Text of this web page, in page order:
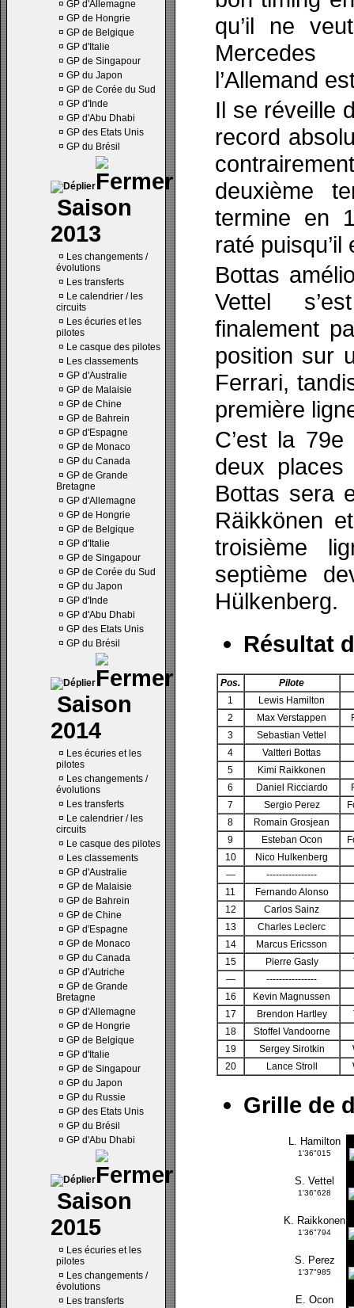
¤ GP d'Allemagne
¤ GP de Hongrie
¤ GP de Belgique
¤ GP d'Italie
¤ GP de Singapour
¤ GP du Japon
¤ GP de Corée du Sud
¤ GP d'Inde
¤ GP d'Abu Dhabi
¤ GP des Etats Unis
¤ GP du Brésil
Saison
2013
¤ Les changements /
évolutions
¤ Les transferts
¤ Le calendrier / les
circuits
¤ Les écuries et les
pilotes
¤ Le casque des pilotes
¤ Les classements
¤ GP d'Australie
¤ GP de Malaisie
¤ GP de Chine
¤ GP de Bahrein
¤ GP d'Espagne
¤ GP de Monaco
¤ GP du Canada
¤ GP de Grande
Bretagne
¤ GP d'Allemagne
¤ GP de Hongrie
¤ GP de Belgique
¤ GP d'Italie
¤ GP de Singapour
¤ GP de Corée du Sud
¤ GP du Japon
¤ GP d'Inde
¤ GP d'Abu Dhabi
¤ GP des Etats Unis
¤ GP du Brésil
Saison
2014
¤ Les écuries et les
pilotes
¤ Les changements /
évolutions
¤ Les transferts
¤ Le calendrier / les
circuits
¤ Le casque des pilotes
¤ Les classements
¤ GP d'Australie
¤ GP de Malaisie
¤ GP de Bahrein
¤ GP de Chine
¤ GP d'Espagne
¤ GP de Monaco
¤ GP du Canada
¤ GP d'Autriche
¤ GP de Grande
Bretagne
¤ GP d'Allemagne
¤ GP de Hongrie
¤ GP de Belgique
¤ GP d'Italie
¤ GP de Singapour
¤ GP du Japon
¤ GP du Russie
¤ GP des Etats Unis
¤ GP du Brésil
¤ GP d'Abu Dhabi
Saison
2015
¤ Les écuries et les
pilotes
¤ Les changements /
évolutions
¤ Les transferts
qu’il ne
l’Allemand
Il se réveille
record
deuxième
termine en
raté
Bottas
Vettel
finalement
position sur
Ferrari,
première
C’est la
deux places
Bottas sera
Räikkönen
troisième
septième
Hülkenberg.
Résultat
Pos.
Pilote
1
Lewis Hamilton
2
Max Verstappen
3
Sebastian Vettel
4
Valtteri Bottas
5
Kimi Raikkonen
6
Daniel Ricciardo
7
Sergio Perez
8
Romain Grosjean
9
Esteban Ocon
10
Nico Hulkenberg
—
----------------
11
Fernando Alonso
12
Carlos Sainz
13
Charles Leclerc
14
Marcus Ericsson
15
Pierre Gasly
—
----------------
16
Kevin Magnussen
17
Brendon Hartley
18
Stoffel Vandoorne
19
Sergey Sirotkin
20
Lance Stroll
Grille de
L. Hamilton
1'36"015
S. Vettel
1'36"628
K. Raikkonen
1'36"794
S. Perez
1'37"985
E. Ocon